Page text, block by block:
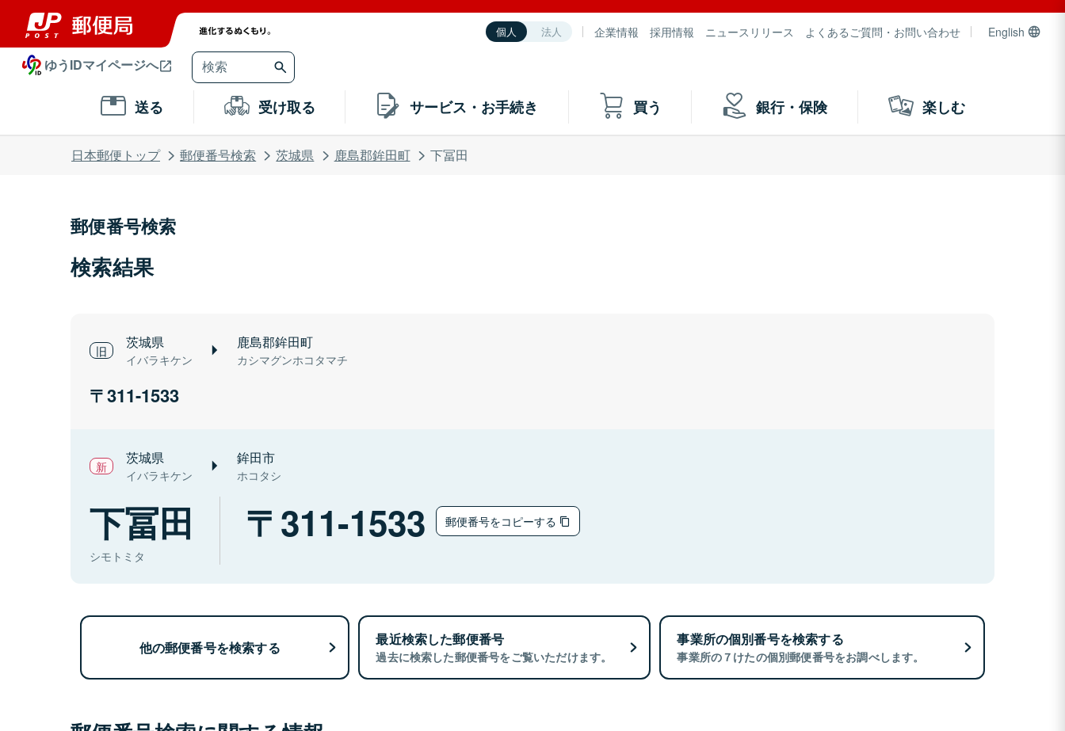
個人 法人 企業情報 採用情報 ニュースリリース よくあるご質問・お問い合わせ English
ゆうIDマイページへ
送る 受け取る サービス・お手続き 買う 銀行・保険 楽しむ
日本郵便トップ 郵便番号検索 茨城県 鹿島郡鉾田町 下冨田
郵便番号検索
検索結果
茨城県
イバラキケン
鹿島郡鉾田町
カシマグンホコタマチ
311-1533
茨城県
イバラキケン
鉾田市
ホコタシ
下冨田
シモトミタ
311-1533 郵便番号をコピーする
他の郵便番号を検索する 最近検索した郵便番号
過去に検索した郵便番号をご覧いただけます。
事業所の個別番号を検索する
事業所の７けたの個別郵便番号をお調べします。